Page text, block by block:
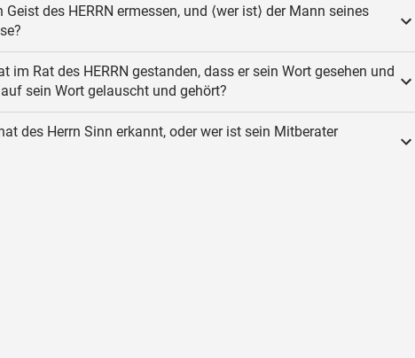
Geist des HERRN ermessen, und ⟨wer ist⟩ der Mann seines
im Rat des HERRN gestanden, dass er sein Wort gesehen und
sein Wort gelauscht und gehört?
des Herrn Sinn erkannt, oder wer ist sein Mitberater